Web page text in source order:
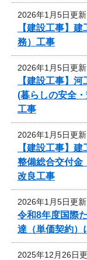
2026年1月5日更新
【建設工事】
務）工事
2026年1月5日更新
【建設工事】
(暮らしの安全
工事
2026年1月5日更新
【建設工事】
整備総合交付金
改良工事
2026年1月5日更新
令和8年度国際
達（単価契約）
2025年12月26日